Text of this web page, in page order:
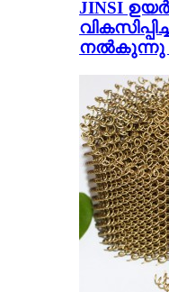
JINSI
നൽകുന്നു